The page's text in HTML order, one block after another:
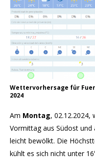
Wettervorhersage für
2024
Am Montag, 02.12.2024,
Vormittag aus Südost
leicht bewölkt. Die
kühlt es sich nicht unter